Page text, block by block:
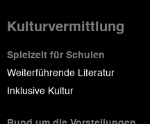
Kulturvermittlung
Spielzeit für Schulen
Weiterführende Literatur
Inklusive Kultur